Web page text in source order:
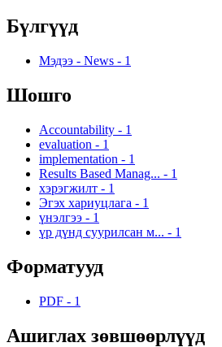
Бүлгүүд
Мэдээ - News - 1
Шошго
Accountability - 1
evaluation - 1
implementation - 1
Results Based Manag... - 1
хэрэгжилт - 1
Эгэх хариуцлага - 1
үнэлгээ - 1
үр дүнд суурилсан м... - 1
Форматууд
PDF - 1
Ашиглах зөвшөөрлүүд